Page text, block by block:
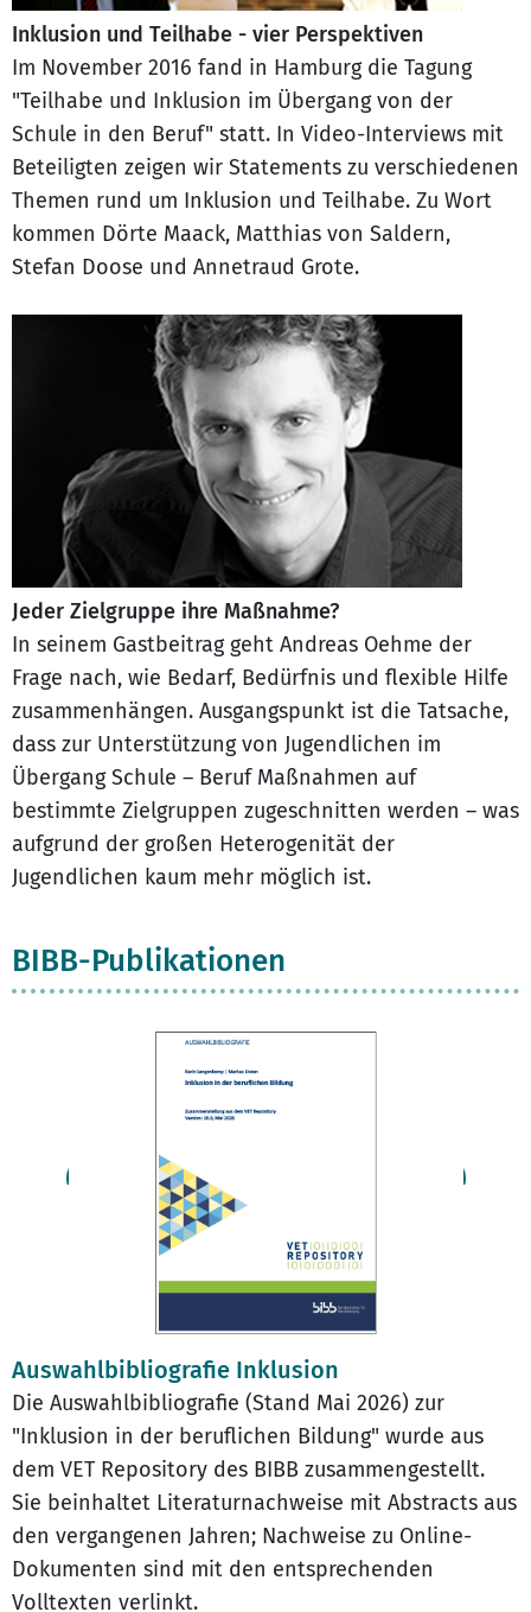
Inklusion und Teilhabe - vier Perspektiven
Im November 2016 fand in Hamburg die Tagung
"Teilhabe und Inklusion im Übergang von der
Schule in den Beruf" statt. In Video-Interviews mit
Beteiligten zeigen wir Statements zu verschiedenen
Themen rund um Inklusion und Teilhabe. Zu Wort
kommen Dörte Maack, Matthias von Saldern,
Stefan Doose und Annetraud Grote.
Jeder Zielgruppe ihre Maßnahme?
In seinem Gastbeitrag geht Andreas Oehme der
Frage nach, wie Bedarf, Bedürfnis und flexible Hilfe
zusammenhängen. Ausgangspunkt ist die Tatsache,
dass zur Unterstützung von Jugendlichen im
Übergang Schule – Beruf Maßnahmen auf
bestimmte Zielgruppen zugeschnitten werden – was
aufgrund der großen Heterogenität der
Jugendlichen kaum mehr möglich ist.
BIBB-Publikationen
Auswahlbibliografie Inklusion
Die Auswahlbibliografie (Stand Mai 2026) zur
"Inklusion in der beruflichen Bildung" wurde aus
dem VET Repository des BIBB zusammengestellt.
Sie beinhaltet Literaturnachweise mit Abstracts aus
den vergangenen Jahren; Nachweise zu Online-
Dokumenten sind mit den entsprechenden
Volltexten verlinkt.